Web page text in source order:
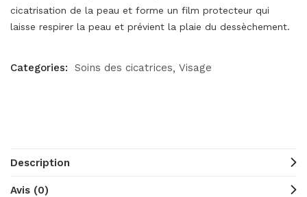
cicatrisation de la peau et forme un film protecteur qui
laisse respirer la peau et prévient la plaie du dessèchement.
Categories: Soins des cicatrices Visage
Description
Avis (0)